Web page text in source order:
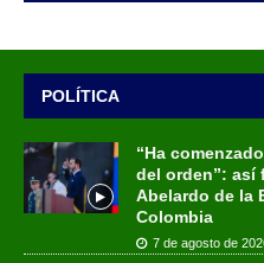
POLÍTICA
“Ha
del orden”: así
Abelardo de la
Colombia
7 de agosto de